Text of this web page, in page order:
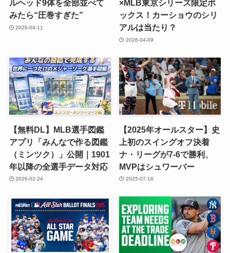
ルヘッド9体を全部並べて
みたら“圧巻すぎた”
2026-04-11
×MLB東京シリーズ限定ボ
ックス！カーショウのシリ
アルは当たり？
2026-04-09
【無料DL】MLB選手図鑑
アプリ「みんなで作る図鑑
（ミンツク）」公開｜1901
年以降の全選手データ対応
2026-02-24
【2025年オールスター】史
上初のスイングオフ決着
ナ・リーグが7-6で勝利、
MVPはシュワーバー
2025-07-16